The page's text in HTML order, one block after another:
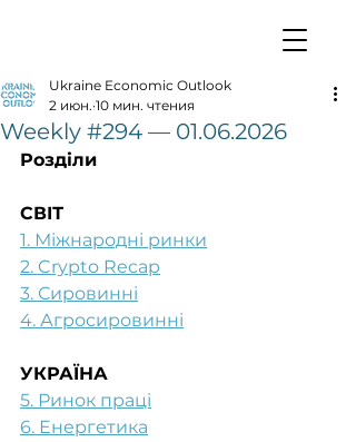
Weekly #294 — 01.06.2026
Ukraine Economic Outlook
2 июн. 10 мин. чтения
Розділи
СВІТ
1. Міжнародні ринки
2. Crypto Recap
3. Сировинні
4. Агросировинні
УКРАЇНА
5. Ринок праці
6. Енергетика